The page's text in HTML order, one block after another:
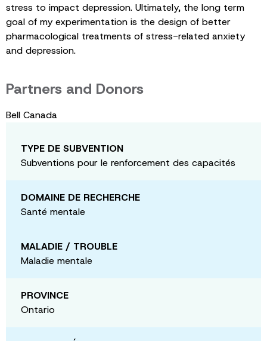
stress to impact depression. Ultimately, the long term
goal of my experimentation is the design of better
pharmacological treatments of stress-related anxiety
and depression.
Partners and Donors
Bell Canada
TYPE DE SUBVENTION
Subventions pour le renforcement des capacités
DOMAINE DE RECHERCHE
Santé mentale
MALADIE / TROUBLE
Maladie mentale
PROVINCE
Ontario